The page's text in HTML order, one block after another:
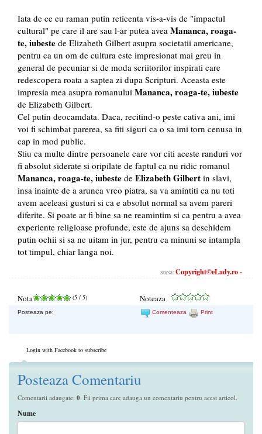
Iata de ce eu raman putin reticenta vis-a-vis de "impactul
cultural" pe care il are sau l-ar putea avea Mananca, roaga-
te, iubeste de Elizabeth Gilbert asupra societatii americane,
pentru ca un om de cultura este impresionat mai greu in
general de pecuniar si de moda scriitorilor inspirati care
redescopera roata a saptea zi dupa Scripturi. Aceasta este
impresia mea asupra romanului Mananca, roaga-te, iubeste
de Elizabeth Gilbert.
Cel putin deocamdata. Daca, recitind-o peste cativa ani, imi
voi fi schimbat parerea, sa fiti siguri ca o sa imi torn cenusa in
cap in mod public.
Stiu ca multe dintre persoanele care vor citi aceste randuri vor
fi absolut siderate si oripilate de faptul ca nu ridic romanul
Mananca, roaga-te, iubeste de Elizabeth Gilbert in slavi,
insa inainte de a arunca vreo piatra, sa va amintiti ca nu toti
avem aceleasi gusturi si ca e absolut normal sa avem pareri
diferite. Si poate ar fi bine sa ne reamintim si ca pentru a avea
experiente religioase profunde, este de ajuns sa deschidem
putin ochii si sa ne uitam in jur, pentru ca minuni se intampla
tot timpul, chiar langa noi.
Sursa: Copyright©eLady.ro -
Nota (5 / 5) Noteaza
Posteaza pe: Comenteaza Print
Login with Facebook to subscribe
Posteaza Comentariu
Comentarii adaugate: 0 . Fii prima care adauga un comentariu pentru acest articol.
Nume